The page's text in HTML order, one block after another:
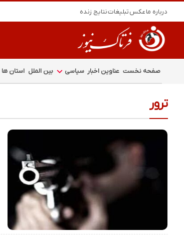
درباره ماعکستبلیغاتنتایج زنده
صفحه نخست عناوین اخبار سیاسی بین الملل استان ها
ترور